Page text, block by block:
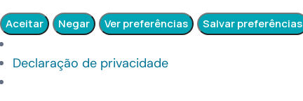
Aceitar Negar Ver preferências Salvar preferências
Declaração de privacidade